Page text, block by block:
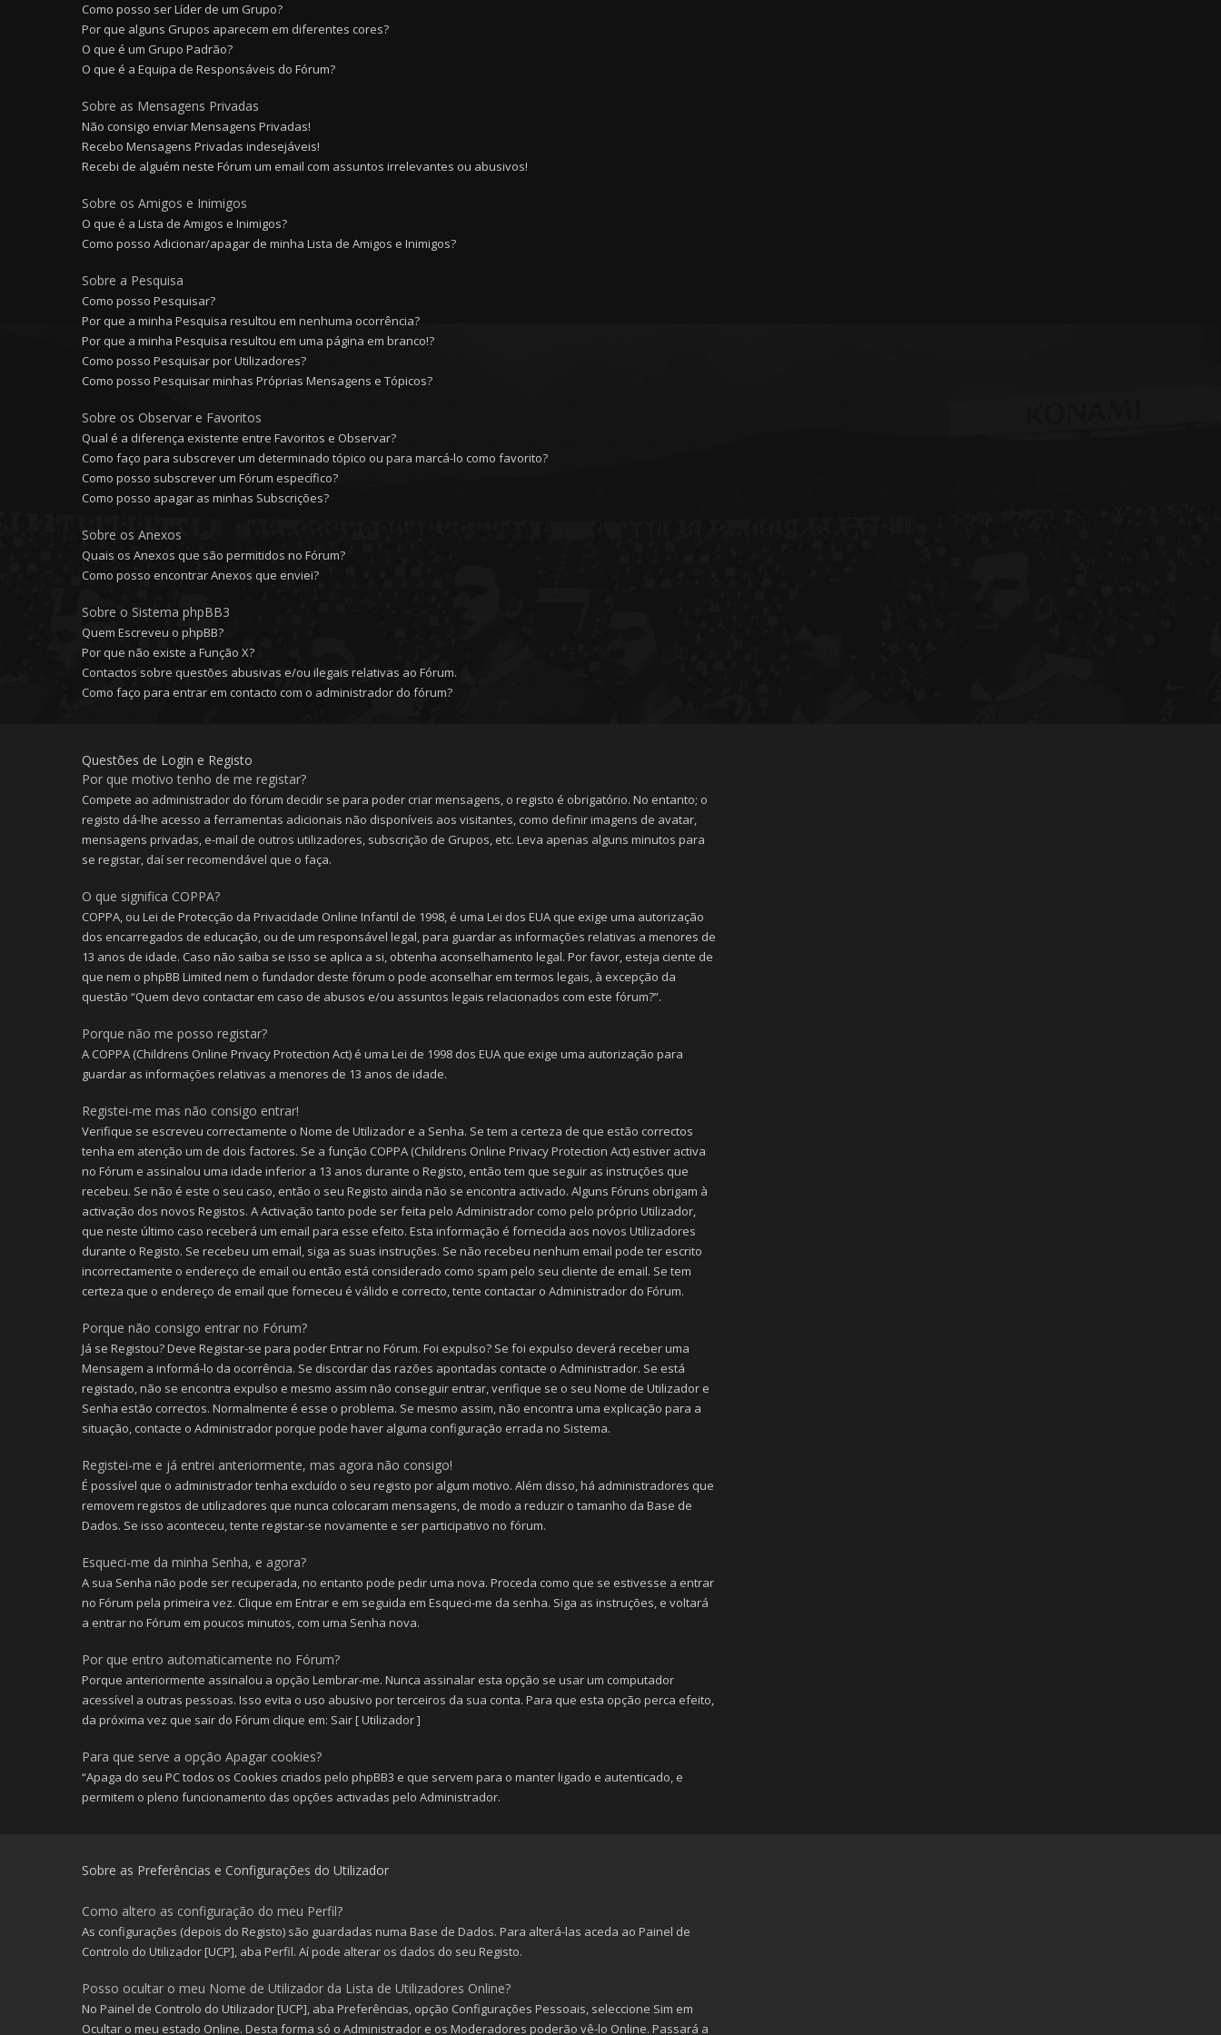
Como posso ser Líder de um Grupo?
Por que alguns Grupos aparecem em diferentes cores?
O que é um Grupo Padrão?
O que é a Equipa de Responsáveis do Fórum?
Sobre as Mensagens Privadas
Não consigo enviar Mensagens Privadas!
Recebo Mensagens Privadas indesejáveis!
Recebi de alguém neste Fórum um email com assuntos irrelevantes ou abusivos!
Sobre os Amigos e Inimigos
O que é a Lista de Amigos e Inimigos?
Como posso Adicionar/apagar de minha Lista de Amigos e Inimigos?
Sobre a Pesquisa
Como posso Pesquisar?
Por que a minha Pesquisa resultou em nenhuma ocorrência?
Por que a minha Pesquisa resultou em uma página em branco!?
Como posso Pesquisar por Utilizadores?
Como posso Pesquisar minhas Próprias Mensagens e Tópicos?
Sobre os Observar e Favoritos
Qual é a diferença existente entre Favoritos e Observar?
Como faço para subscrever um determinado tópico ou para marcá-lo como favorito?
Como posso subscrever um Fórum específico?
Como posso apagar as minhas Subscrições?
Sobre os Anexos
Quais os Anexos que são permitidos no Fórum?
Como posso encontrar Anexos que enviei?
Sobre o Sistema phpBB3
Quem Escreveu o phpBB?
Por que não existe a Função X?
Contactos sobre questões abusivas e/ou ilegais relativas ao Fórum.
Como faço para entrar em contacto com o administrador do fórum?
Questões de Login e Registo
Por que motivo tenho de me registar?
Compete ao administrador do fórum decidir se para poder criar mensagens, o registo é obrigatório. No entanto; o
registo dá-lhe acesso a ferramentas adicionais não disponíveis aos visitantes, como definir imagens de avatar,
mensagens privadas, e-mail de outros utilizadores, subscrição de Grupos, etc. Leva apenas alguns minutos para
se registar, daí ser recomendável que o faça.
O que significa COPPA?
COPPA, ou Lei de Protecção da Privacidade Online Infantil de 1998, é uma Lei dos EUA que exige uma autorização
dos encarregados de educação, ou de um responsável legal, para guardar as informações relativas a menores de
13 anos de idade. Caso não saiba se isso se aplica a si, obtenha aconselhamento legal. Por favor, esteja ciente de
que nem o phpBB Limited nem o fundador deste fórum o pode aconselhar em termos legais, à excepção da
questão “Quem devo contactar em caso de abusos e/ou assuntos legais relacionados com este fórum?”.
Porque não me posso registar?
A COPPA (Childrens Online Privacy Protection Act) é uma Lei de 1998 dos EUA que exige uma autorização para
guardar as informações relativas a menores de 13 anos de idade.
Registei-me mas não consigo entrar!
Verifique se escreveu correctamente o Nome de Utilizador e a Senha. Se tem a certeza de que estão correctos
tenha em atenção um de dois factores. Se a função COPPA (Childrens Online Privacy Protection Act) estiver activa
no Fórum e assinalou uma idade inferior a 13 anos durante o Registo, então tem que seguir as instruções que
recebeu. Se não é este o seu caso, então o seu Registo ainda não se encontra activado. Alguns Fóruns obrigam à
activação dos novos Registos. A Activação tanto pode ser feita pelo Administrador como pelo próprio Utilizador,
que neste último caso receberá um email para esse efeito. Esta informação é fornecida aos novos Utilizadores
durante o Registo. Se recebeu um email, siga as suas instruções. Se não recebeu nenhum email pode ter escrito
incorrectamente o endereço de email ou então está considerado como spam pelo seu cliente de email. Se tem
certeza que o endereço de email que forneceu é válido e correcto, tente contactar o Administrador do Fórum.
Porque não consigo entrar no Fórum?
Já se Registou? Deve Registar-se para poder Entrar no Fórum. Foi expulso? Se foi expulso deverá receber uma
Mensagem a informá-lo da ocorrência. Se discordar das razões apontadas contacte o Administrador. Se está
registado, não se encontra expulso e mesmo assim não conseguir entrar, verifique se o seu Nome de Utilizador e
Senha estão correctos. Normalmente é esse o problema. Se mesmo assim, não encontra uma explicação para a
situação, contacte o Administrador porque pode haver alguma configuração errada no Sistema.
Registei-me e já entrei anteriormente, mas agora não consigo!
É possível que o administrador tenha excluído o seu registo por algum motivo. Além disso, há administradores que
removem registos de utilizadores que nunca colocaram mensagens, de modo a reduzir o tamanho da Base de
Dados. Se isso aconteceu, tente registar-se novamente e ser participativo no fórum.
Esqueci-me da minha Senha, e agora?
A sua Senha não pode ser recuperada, no entanto pode pedir uma nova. Proceda como que se estivesse a entrar
no Fórum pela primeira vez. Clique em Entrar e em seguida em Esqueci-me da senha. Siga as instruções, e voltará
a entrar no Fórum em poucos minutos, com uma Senha nova.
Por que entro automaticamente no Fórum?
Porque anteriormente assinalou a opção Lembrar-me. Nunca assinalar esta opção se usar um computador
acessível a outras pessoas. Isso evita o uso abusivo por terceiros da sua conta. Para que esta opção perca efeito,
da próxima vez que sair do Fórum clique em: Sair [ Utilizador ]
Para que serve a opção Apagar cookies?
“Apaga do seu PC todos os Cookies criados pelo phpBB3 e que servem para o manter ligado e autenticado, e
permitem o pleno funcionamento das opções activadas pelo Administrador.
Sobre as Preferências e Configurações do Utilizador
Como altero as configuração do meu Perfil?
As configurações (depois do Registo) são guardadas numa Base de Dados. Para alterá-las aceda ao Painel de
Controlo do Utilizador [UCP], aba Perfil. Aí pode alterar os dados do seu Registo.
Posso ocultar o meu Nome de Utilizador da Lista de Utilizadores Online?
No Painel de Controlo do Utilizador [UCP], aba Preferências, opção Configurações Pessoais, seleccione Sim em
Ocultar o meu estado Online. Desta forma só o Administrador e os Moderadores poderão vê-lo Online. Passará a